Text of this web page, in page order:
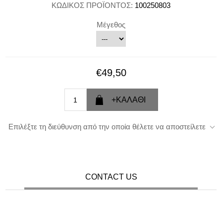
ΚΩΔΙΚΟΣ ΠΡΟΪΟΝΤΟΣ: 100250803
Μέγεθος
€49,50
Επιλέξτε τη διεύθυνση από την οποία θέλετε να αποστείλετε
CONTACT US